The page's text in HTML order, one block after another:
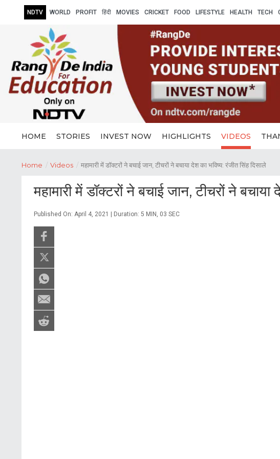
NDTV WORLD PROFIT हिंदी MOVIES CRICKET FOOD LIFESTYLE HEALTH TECH
HOME STORIES INVEST NOW HIGHLIGHTS VIDEOS
Home / Videos / महामारी में डॉक्टरों ने बचाई जान, टीचरों ने बचाया देश का भविष्य: रंजीत सिंह दिसाले
महामारी में डॉक्टरों ने बचाई जान, टीचरों ने
Published On: April 4, 2021 | Duration: 5 MIN, 03 SEC